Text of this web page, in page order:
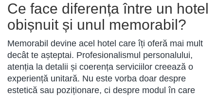
Ce face diferența între un hotel
obișnuit și unul memorabil?
Memorabil devine acel hotel care îți oferă mai mult
decât te așteptai. Profesionalismul personalului,
atenția la detalii și coerența serviciilor creează o
experiență unitară. Nu este vorba doar despre
estetică sau poziționare, ci despre modul în care